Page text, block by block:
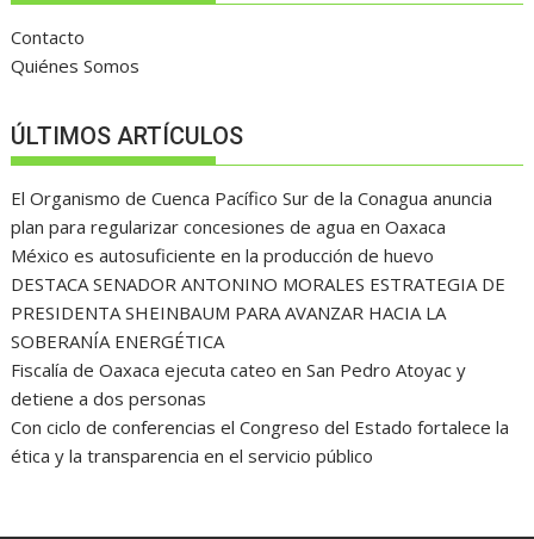
Contacto
Quiénes Somos
ÚLTIMOS ARTÍCULOS
El Organismo de Cuenca Pacífico Sur de la Conagua anuncia
plan para regularizar concesiones de agua en Oaxaca
México es autosuficiente en la producción de huevo
DESTACA SENADOR ANTONINO MORALES ESTRATEGIA DE
PRESIDENTA SHEINBAUM PARA AVANZAR HACIA LA
SOBERANÍA ENERGÉTICA
Fiscalía de Oaxaca ejecuta cateo en San Pedro Atoyac y
detiene a dos personas
Con ciclo de conferencias el Congreso del Estado fortalece la
ética y la transparencia en el servicio público